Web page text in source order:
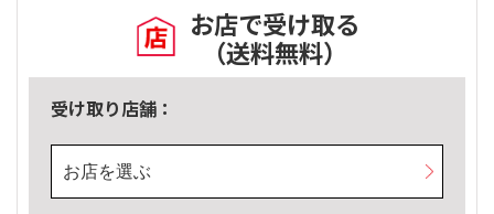
お店で受け取る
（送料無料）
受け取り店舗：
お店を選ぶ